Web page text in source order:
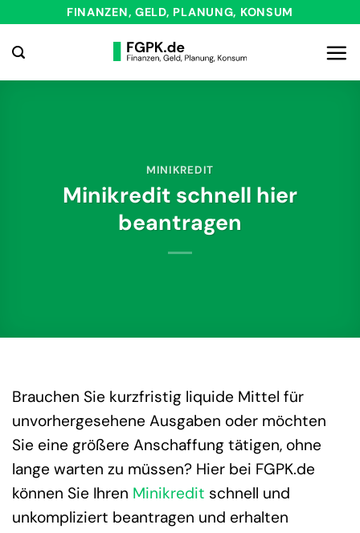
springen
FINANZEN, GELD, PLANUNG, KONSUM
MINIKREDIT
Minikredit schnell hier
beantragen
Brauchen Sie kurzfristig liquide Mittel für
unvorhergesehene Ausgaben oder möchten
Sie eine größere Anschaffung tätigen, ohne
lange warten zu müssen? Hier bei FGPK.de
können Sie Ihren Minikredit schnell und
unkompliziert beantragen und erhalten